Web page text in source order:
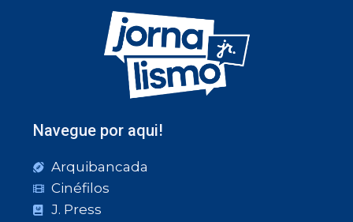
Navegue por aqui!
Arquibancada
Cinéfilos
J. Press